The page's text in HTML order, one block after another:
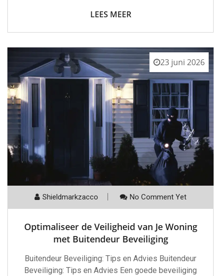
LEES MEER
23 juni 2026
Shieldmarkzacco No Comment Yet
Optimaliseer de Veiligheid van Je Woning
met Buitendeur Beveiliging
Buitendeur Beveiliging: Tips en Advies Buitendeur
Beveiliging: Tips en Advies Een goede beveiliging